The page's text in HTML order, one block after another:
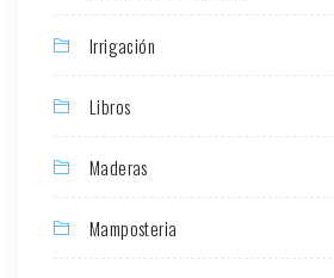
Irrigación
Libros
Maderas
Mamposteria